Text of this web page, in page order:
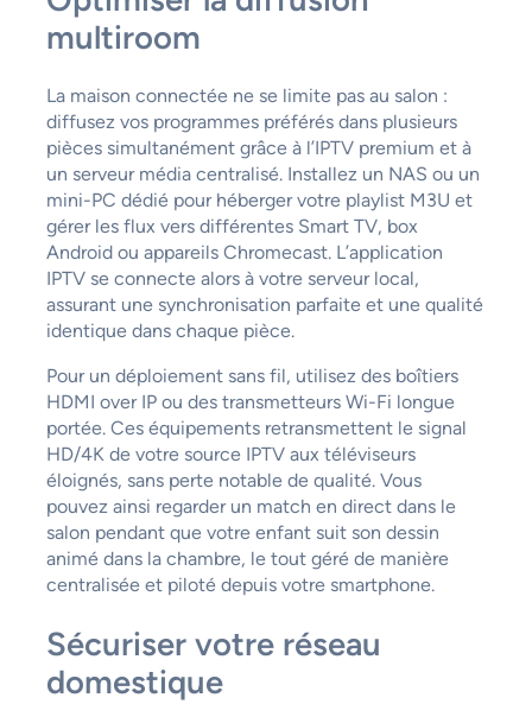
multiroom
La maison connectée ne se limite pas au salon :
diffusez vos programmes préférés dans plusieurs
pièces simultanément grâce à l’IPTV premium et à
un serveur média centralisé. Installez un NAS ou un
mini-PC dédié pour héberger votre playlist M3U et
gérer les flux vers différentes Smart TV, box
Android ou appareils Chromecast. L’application
IPTV se connecte alors à votre serveur local,
assurant une synchronisation parfaite et une qualité
identique dans chaque pièce.
Pour un déploiement sans fil, utilisez des boîtiers
HDMI over IP ou des transmetteurs Wi-Fi longue
portée. Ces équipements retransmettent le signal
HD/4K de votre source IPTV aux téléviseurs
éloignés, sans perte notable de qualité. Vous
pouvez ainsi regarder un match en direct dans le
salon pendant que votre enfant suit son dessin
animé dans la chambre, le tout géré de manière
centralisée et piloté depuis votre smartphone.
Sécuriser votre réseau
domestique